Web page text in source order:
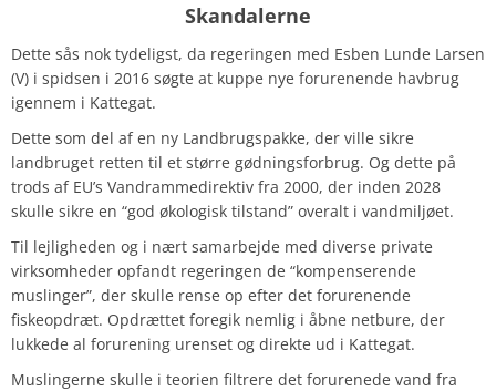
Skandalerne
Dette sås nok tydeligst, da regeringen med Esben Lunde Larsen
(V) i spidsen i 2016 søgte at kuppe nye forurenende havbrug
igennem i Kattegat.
Dette som del af en ny Landbrugspakke, der ville sikre
landbruget retten til et større gødningsforbrug. Og dette på
trods af EU’s Vandrammedirektiv fra 2000, der inden 2028
skulle sikre en “god økologisk tilstand” overalt i vandmiljøet.
Til lejligheden og i nært samarbejde med diverse private
virksomheder opfandt regeringen de “kompenserende
muslinger”, der skulle rense op efter det forurenende
fiskeopdræt. Opdrættet foregik nemlig i åbne netbure, der
lukkede al forurening urenset og direkte ud i Kattegat.
Muslingerne skulle i teorien filtrere det forurenede vand fra